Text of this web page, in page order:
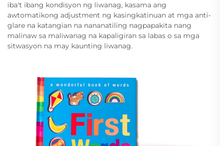
iba't ibang kondisyon ng liwanag, kasama ang
awtomatikong adjustment ng kasingkatinuan at mga anti-
glare na katangian na nananatiling nagpapakita nang
malinaw sa maliwanag na kapaligiran sa labas o sa mga
sitwasyon na may kaunting liwanag.